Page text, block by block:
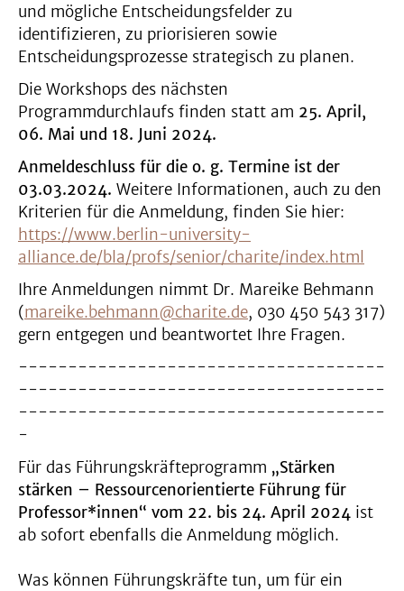
und mögliche Entscheidungsfelder zu
identifizieren, zu priorisieren sowie
Entscheidungsprozesse strategisch zu planen.
Die Workshops des nächsten
Programmdurchlaufs finden statt am 25. April,
06. Mai und 18. Juni 2024.
Anmeldeschluss für die o. g. Termine ist der
03.03.2024. Weitere Informationen, auch zu den
Kriterien für die Anmeldung, finden Sie hier:
https://www.berlin-university-
alliance.de/bla/profs/senior/charite/index.html
Ihre Anmeldungen nimmt Dr. Mareike Behmann
(mareike.behmann@charite.de, 030 450 543 317)
gern entgegen und beantwortet Ihre Fragen.
-------------------------------------
-------------------------------------
-------------------------------------
-
Für das Führungskräfteprogramm „Stärken
stärken – Ressourcenorientierte Führung für
Professor*innen“ vom 22. bis 24. April 2024 ist
ab sofort ebenfalls die Anmeldung möglich.
Was können Führungskräfte tun, um für ein